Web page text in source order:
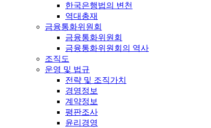
한국은행법의 변천
역대총재
금융통화위원회
금융통화위원회
금융통화위원회의 역사
조직도
운영 및 법규
전략 및 조직가치
경영정보
계약정보
평판조사
윤리경영